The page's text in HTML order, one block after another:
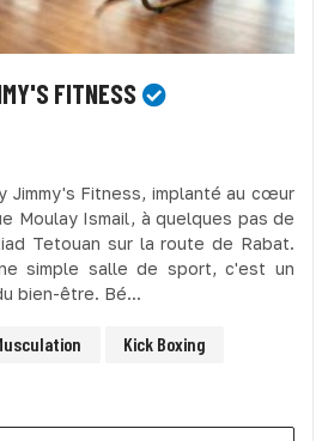
FITNESS
Jimmy's Fitness, implanté au cœur
Moulay Ismail, à quelques pas de
Tetouan sur la route de Rabat.
simple salle de sport, c'est un
bien-être. Bé...
Kick Boxing